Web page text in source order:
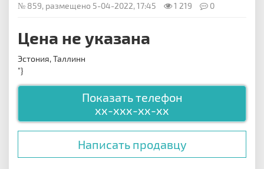
№ 859, размещено 5-04-2022, 17:45 1 219 0
Цена не указана
Эстония, Таллинн
"}
Показать телефон
xx-xxx-xx-xx
Написать продавцу